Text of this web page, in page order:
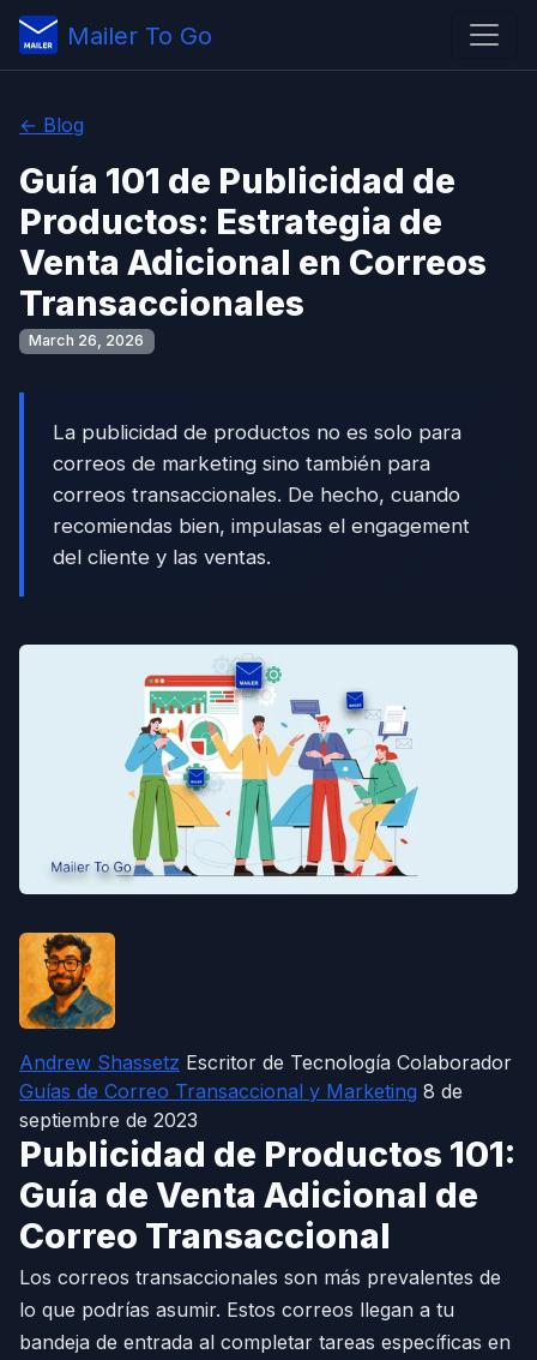
Mailer To Go
← Blog
Guía 101 de Publicidad de
Productos: Estrategia de
Venta Adicional en Correos
Transaccionales
March 26, 2026
La publicidad de productos no es solo para
correos de marketing sino también para
correos transaccionales. De hecho, cuando
recomiendas bien, impulasas el engagement
del cliente y las ventas.
Andrew Shassetz Escritor de Tecnología Colaborador
Guías de Correo Transaccional y Marketing 8 de
septiembre de 2023
Publicidad de Productos 101:
Guía de Venta Adicional de
Correo Transaccional
Los correos transaccionales son más prevalentes de
lo que podrías asumir. Estos correos llegan a tu
bandeja de entrada al completar tareas específicas en